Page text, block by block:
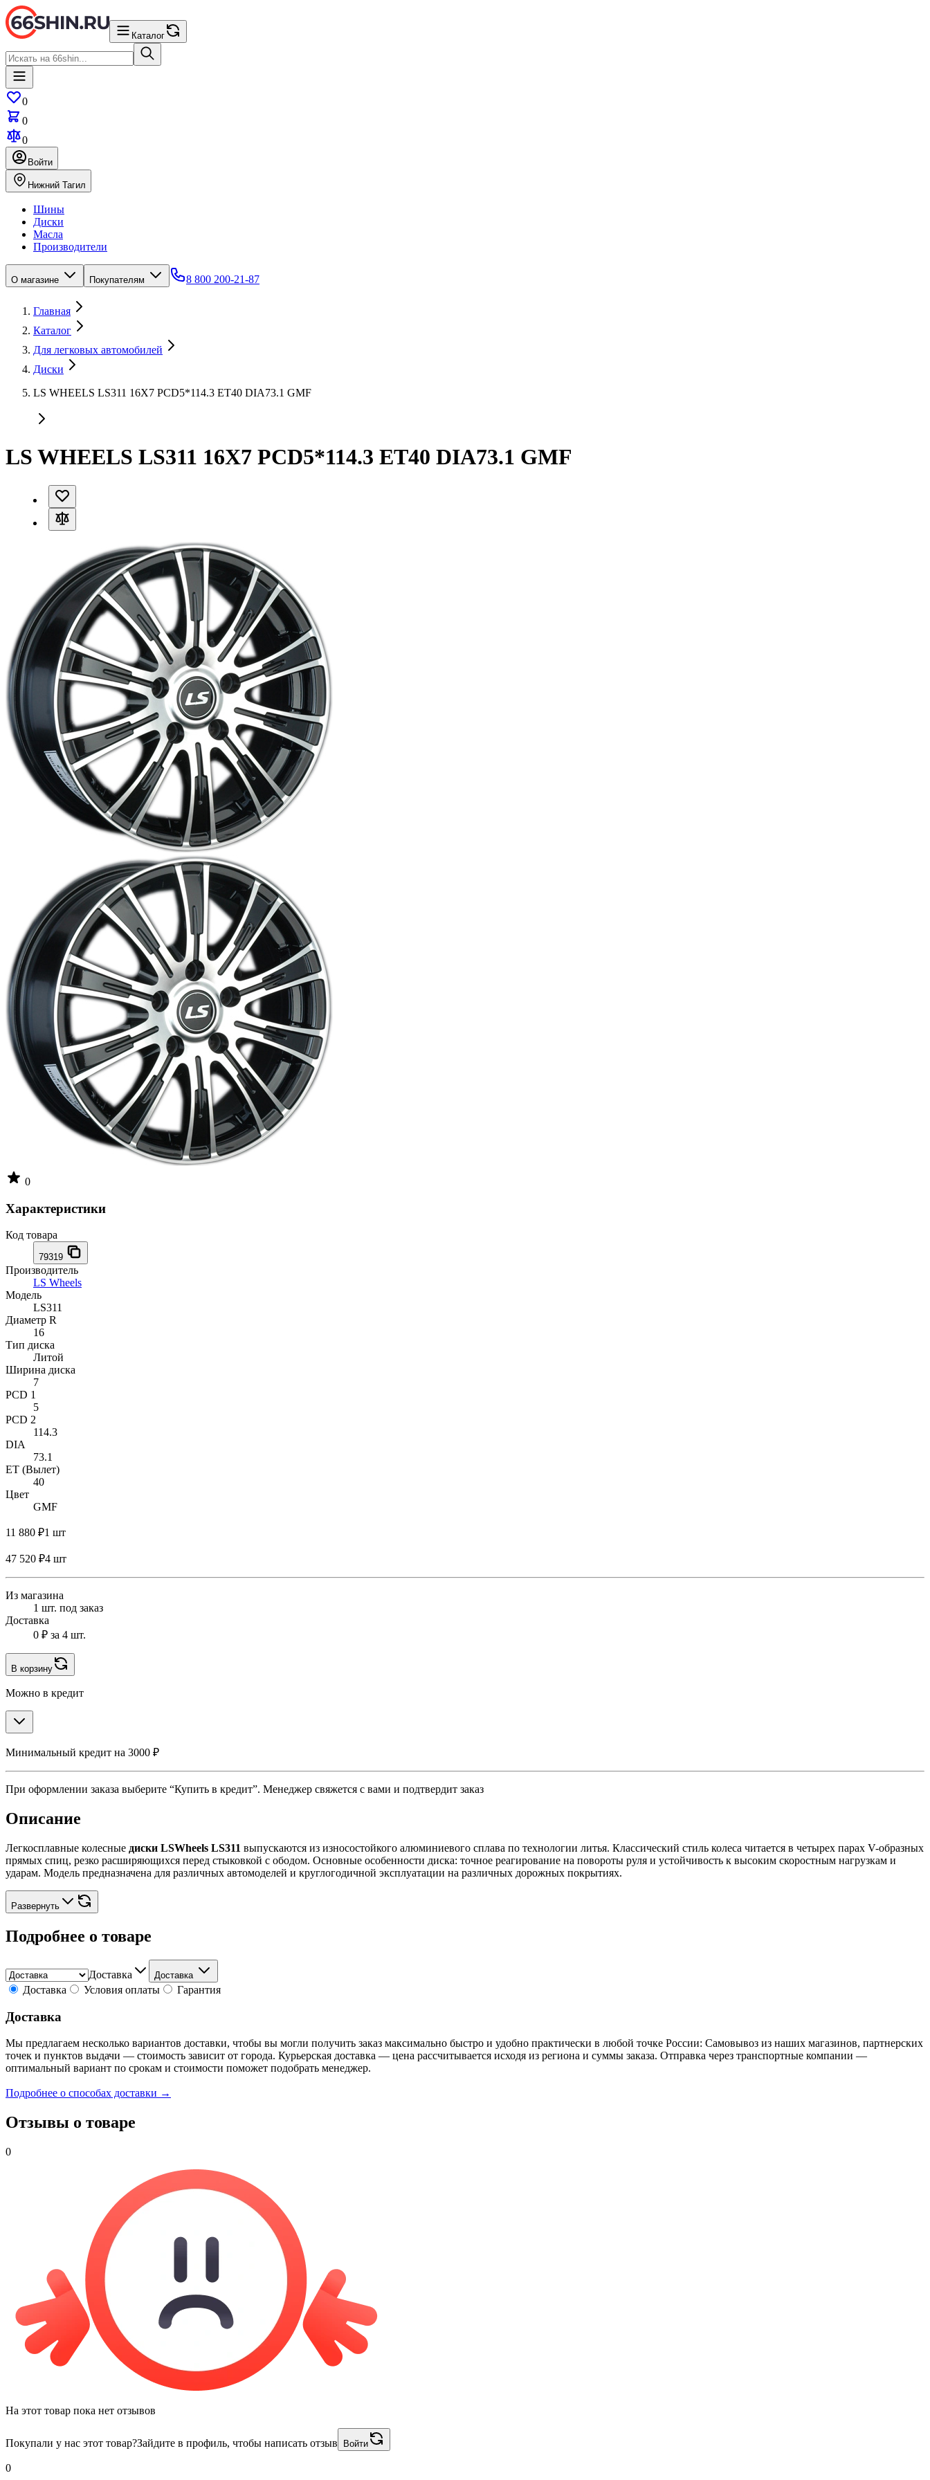
Каталог
0
0
0
Войти
Нижний Тагил
Шины
Диски
Масла
Производители
О магазине Покупателям 8 800 200-21-87
Главная
Каталог
Для легковых автомобилей
Диски
LS WHEELS LS311 16X7 PCD5*114.3 ET40 DIA73.1 GMF
LS WHEELS LS311 16X7 PCD5*114.3 ET40 DIA73.1 GMF
0
Характеристики
Код товара
79319
Производитель
LS Wheels
Модель
LS311
Диаметр R
16
Тип диска
Литой
Ширина диска
7
PCD 1
5
PCD 2
114.3
DIA
73.1
ET (Вылет)
40
Цвет
GMF
11 880 ₽1 шт
47 520 ₽4 шт
Из магазина
1 шт. под заказ
Доставка
0 ₽ за 4 шт.
В корзину
Можно в кредит
Минимальный кредит на 3000 ₽
При оформлении заказа выберите “Купить в кредит”. Менеджер свяжется с вами и подтвердит заказ
Описание
Легкосплавные колесные диски LSWheels LS311 выпускаются из износостойкого алюминиевого сплава по технологии литья. Классический стиль колеса читается в четырех парах V-образных
прямых спиц, резко расширяющихся перед стыковкой с ободом. Основные особенности диска: точное реагирование на повороты руля и устойчивость к высоким скоростным нагрузкам и
ударам. Модель предназначена для различных автомоделей и круглогодичной эксплуатации на различных дорожных покрытиях.
Развернуть
Подробнее о товаре
Доставка Доставка
Доставка Условия оплаты Гарантия
Доставка
Мы предлагаем несколько вариантов доставки, чтобы вы могли получить заказ максимально быстро и удобно практически в любой точке России: Самовывоз из наших магазинов, партнерских
точек и пунктов выдачи — стоимость зависит от города. Курьерская доставка — цена рассчитывается исходя из региона и суммы заказа. Отправка через транспортные компании —
оптимальный вариант по срокам и стоимости поможет подобрать менеджер.
Подробнее о способах доставки →
Отзывы о товаре
0
На этот товар пока нет отзывов
Покупали у нас этот товар?Зайдите в профиль, чтобы написать отзыв Войти
0